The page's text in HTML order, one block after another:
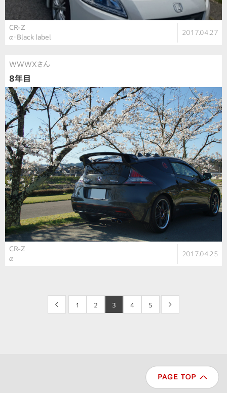
CR-Z
α・Black label
2017.04.27
WWWXさん
8年目
CR-Z
α
2017.04.25
< 1 2 3 4 5 >